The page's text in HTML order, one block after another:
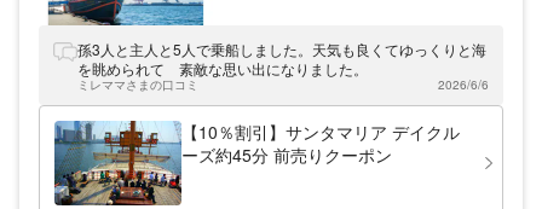
西はとばから出港し、大阪港内を周遊。船内
には、売店コーナーや座席が並ぶ「中庭の部
屋」、ゆったりと遊覧クルーズを楽しみたい
方向けの「展望の部屋」、コロンブスに関す
る貴重な資料や大航海時代を物語る品々が展
示されている「コロンブスの部屋」がありま
す。45分・60分クルーズの他に「貸切ナイ
孫3人と主人と5人で乗船しました。天気も良くてゆっくりと海
を眺められて 素敵な思い出になりました。
ミレママさまの口コミ 2026/6/6
【10％割引】サンタマリア デイクル
ーズ約45分 前売りクーポン